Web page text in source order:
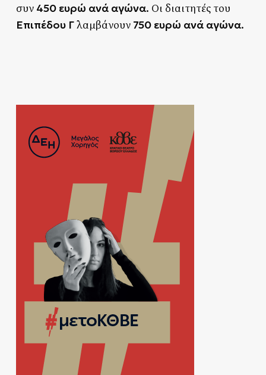
συν 450 ευρώ ανά αγώνα. Οι διαιτητές του
Επιπέδου Γλαμβάνουν 750 ευρώ ανά αγώνα.